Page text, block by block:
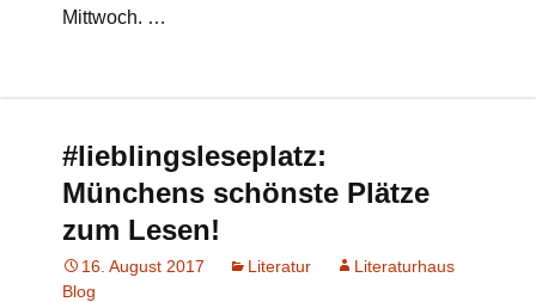
Mittwoch. …
#lieblingsleseplatz:
Münchens schönste Plätze
zum Lesen!
16. August 2017 Literatur
Literaturhaus
Blog